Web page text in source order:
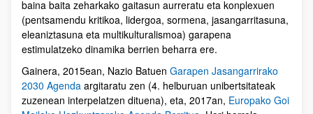
baina baita zeharkako gaitasun aurreratu eta konplexuen
(pentsamendu kritikoa, lidergoa, sormena, jasangarritasuna,
eleaniztasuna eta multikulturalismoa) garapena
estimulatzeko dinamika berrien beharra ere.
Gainera, 2015ean, Nazio Batuen Garapen Jasangarrirako
2030 Agenda argitaratu zen (4. helburuan unibertsitateak
zuzenean interpelatzen dituena), eta, 2017an, Europako Goi